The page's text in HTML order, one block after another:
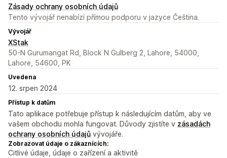
Zásady ochrany osobních údajů
Tento vývojář nenabízí přímou podporu v jazyce Čeština.
Vývojář
XStak
50-N Gurumangat Rd, Block N Gulberg 2, Lahore, 54000,
Lahore, 54600, PK
Uvedena
12. srpen 2024
Přístup k datům
Tato aplikace potřebuje přístup k následujícím datům, aby ve
vašem obchodu mohla fungovat. Důvody zjistíte v zásadách
ochrany osobních údajů vývojáře.
Zobrazovat údaje o zákaznících:
Citlivé údaje, údaje o zařízení a aktivitě